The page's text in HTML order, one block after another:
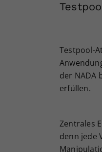
Testpool-
der NADA
erfüllen.
Zentrales
denn jede